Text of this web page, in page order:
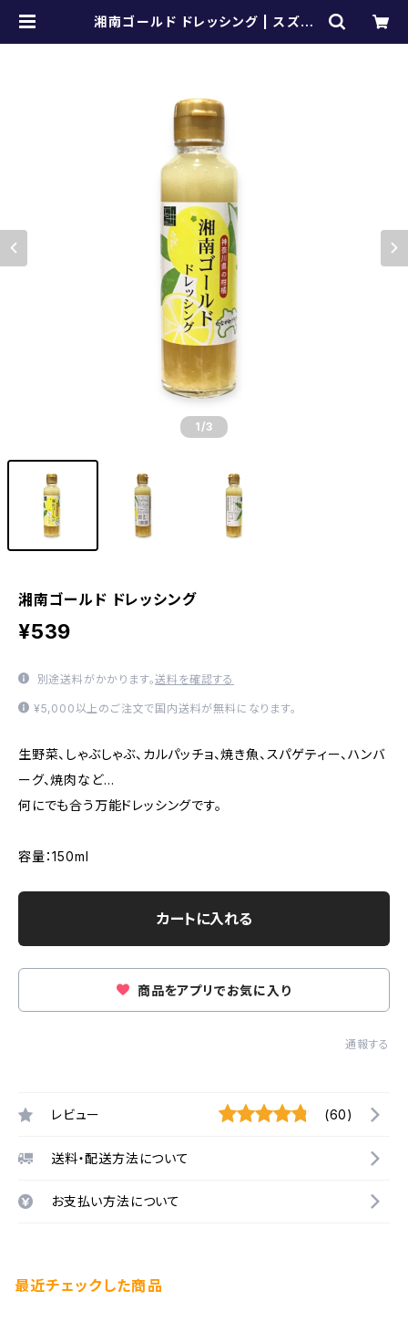
湘南ゴールド ドレッシング | スズキ
1 /3
湘南ゴールド ドレッシング
¥539
別途送料がかかります。送料を確認する
¥5,000以上のご注文で国内送料が無料になります。
生野菜、しゃぶしゃぶ、カルパッチョ、焼き魚、スパゲティー、ハンバ
ーグ、焼肉など…
何にでも合う万能ドレッシングです。
容量：150ml
カートに入れる
商品をアプリでお気に入り
通報する
レビュー (60)
送料・配送方法について
お支払い方法について
最近チェックした商品